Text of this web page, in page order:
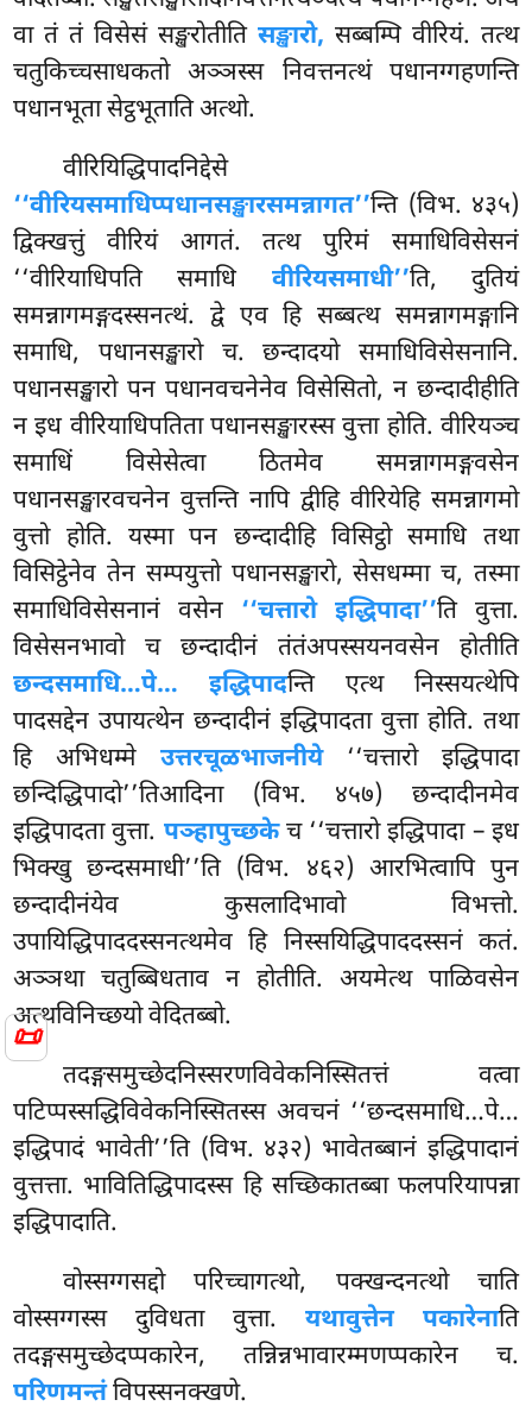
📜
वा तं तं विसेसं सङ्खरोतीति सङ्खारो, सब्बम्पि वीरियं. तत्थ
चतुकिच्चसाधकतो अञ्ञस्स निवत्तनत्थं पधानग्गहणन्ति
पधानभूता सेट्ठभूताति अत्थो.
वीरियिद्धिपादनिद्देसे
‘‘वीरियसमाधिप्पधानसङ्खारसमन्नागत’’न्ति (विभ. ४३५)
द्विक्खत्तुं वीरियं आगतं. तत्थ पुरिमं समाधिविसेसनं
‘‘वीरियाधिपति समाधि वीरियसमाधी’’ति, दुतियं
समन्नागमङ्गदस्सनत्थं. द्वे एव हि सब्बत्थ समन्नागमङ्गानि
समाधि, पधानसङ्खारो च. छन्दादयो समाधिविसेसनानि.
पधानसङ्खारो पन पधानवचनेनेव विसेसितो, न छन्दादीहीति
न इध वीरियाधिपतिता पधानसङ्खारस्स वुत्ता होति. वीरियञ्च
समाधिं विसेसेत्वा ठितमेव समन्नागमङ्गवसेन
पधानसङ्खारवचनेन वुत्तन्ति नापि द्वीहि वीरियेहि समन्नागमो
वुत्तो होति. यस्मा पन छन्दादीहि विसिट्ठो समाधि तथा
विसिट्ठेनेव तेन सम्पयुत्तो पधानसङ्खारो, सेसधम्मा च, तस्मा
समाधिविसेसनानं वसेन ‘‘चत्तारो इद्धिपादा’’ति वुत्ता.
विसेसनभावो च छन्दादीनं तंतंअपस्सयनवसेन होतीति
छन्दसमाधि…पे… इद्धिपादन्ति एत्थ निस्सयत्थेपि
पादसद्देन उपायत्थेन छन्दादीनं इद्धिपादता वुत्ता होति. तथा
हि अभिधम्मे उत्तरचूळभाजनीये‘‘चत्तारो इद्धिपादा
छन्दिद्धिपादो’’तिआदिना (विभ. ४५७) छन्दादीनमेव
इद्धिपादता वुत्ता. पञ्हापुच्छकेच ‘‘चत्तारो इद्धिपादा – इध
भिक्खु छन्दसमाधी’’ति (विभ. ४६२) आरभित्वापि पुन
छन्दादीनंयेव कुसलादिभावो विभत्तो.
उपायिद्धिपाददस्सनत्थमेव हि निस्सयिद्धिपाददस्सनं कतं.
अञ्ञथा चतुब्बिधताव न होतीति. अयमेत्थ पाळिवसेन
अत्थविनिच्छयो वेदितब्बो.
तदङ्गसमुच्छेदनिस्सरणविवेकनिस्सितत्तं वत्वा
पटिप्पस्सद्धिविवेकनिस्सितस्स अवचनं ‘‘छन्दसमाधि…पे…
इद्धिपादं भावेती’’ति (विभ. ४३२) भावेतब्बानं इद्धिपादानं
वुत्तत्ता. भावितिद्धिपादस्स हि सच्छिकातब्बा फलपरियापन्ना
इद्धिपादाति.
वोस्सग्गसद्दो परिच्चागत्थो, पक्खन्दनत्थो चाति
वोस्सग्गस्स दुविधता वुत्ता. यथावुत्तेन पकारेनाति
तदङ्गसमुच्छेदप्पकारेन, तन्निन्नभावारम्मणप्पकारेन च.
परिणमन्तंविपस्सनक्खणे.